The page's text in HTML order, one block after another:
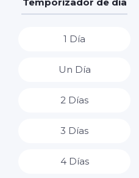
1 Día
Un Día
2 Días
3 Días
4 Días